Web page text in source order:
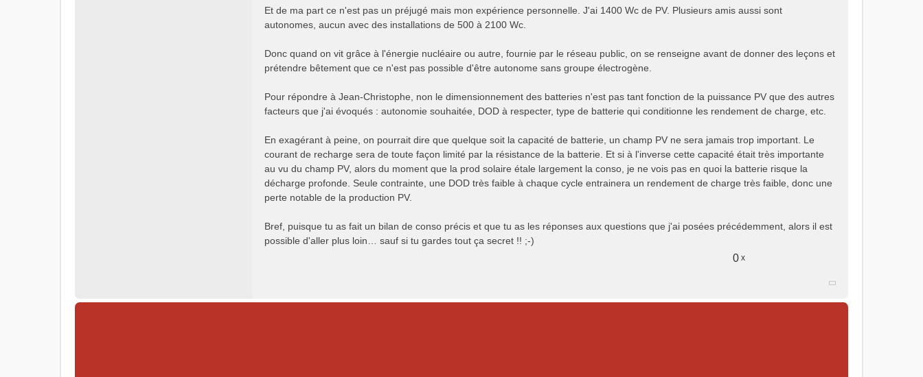
Et de ma part ce n'est pas un préjugé mais mon expérience personnelle. J'ai 1400 Wc de PV. Plusieurs amis aussi sont
autonomes, aucun avec des installations de 500 à 2100 Wc.
Donc quand on vit grâce à l'énergie nucléaire ou autre, fournie par le réseau public, on se renseigne avant de donner des leçons et
prétendre bêtement que ce n'est pas possible d'être autonome sans groupe électrogène.
Pour répondre à Jean-Christophe, non le dimensionnement des batteries n'est pas tant fonction de la puissance PV que des autres
facteurs que j'ai évoqués : autonomie souhaitée, DOD à respecter, type de batterie qui conditionne les rendement de charge, etc.
En exagérant à peine, on pourrait dire que quelque soit la capacité de batterie, un champ PV ne sera jamais trop important. Le
courant de recharge sera de toute façon limité par la résistance de la batterie. Et si à l'inverse cette capacité était très importante
au vu du champ PV, alors du moment que la prod solaire étale largement la conso, je ne vois pas en quoi la batterie risque la
décharge profonde. Seule contrainte, une DOD très faible à chaque cycle entrainera un rendement de charge très faible, donc une
perte notable de la production PV.
Bref, puisque tu as fait un bilan de conso précis et que tu as les réponses aux questions que j'ai posées précédemment, alors il est
possible d'aller plus loin… sauf si tu gardes tout ça secret !! ;-)
0 x